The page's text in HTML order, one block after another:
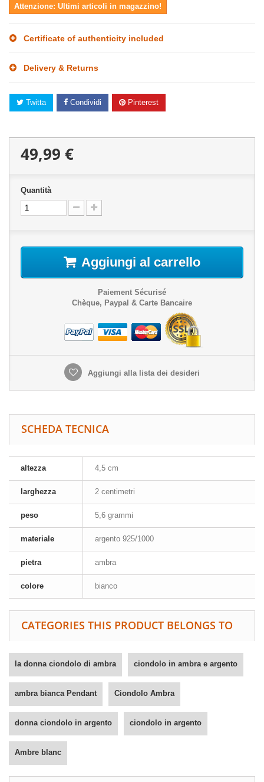
Attenzione: Ultimi articoli in magazzino!
Certificate of authenticity included
Delivery & Returns
Twitta Condividi Pinterest
49,99 €
Quantità
Aggiungi al carrello
Paiement Sécurisé
Chèque, Paypal & Carte Bancaire
Aggiungi alla lista dei desideri
SCHEDA TECNICA
altezza 4,5 cm
larghezza 2 centimetri
peso 5,6 grammi
materiale argento 925/1000
pietra ambra
colore bianco
CATEGORIES THIS PRODUCT BELONGS TO
la donna ciondolo di ambra ciondolo in ambra e argento
ambra bianca Pendant Ciondolo Ambra
donna ciondolo in argento ciondolo in argento
Ambre blanc